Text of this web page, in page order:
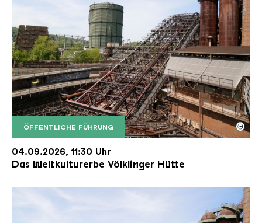
ÖFFENTLICHE FÜHRUNG
Der Erzschrägaufzug der Völklinger Hütte mit
Copyright: Weltkulturerbe Völklinger Hütte | Karl
©
04.09.2026, 11:30 Uhr
Das Weltkulturerbe Völklinger Hütte